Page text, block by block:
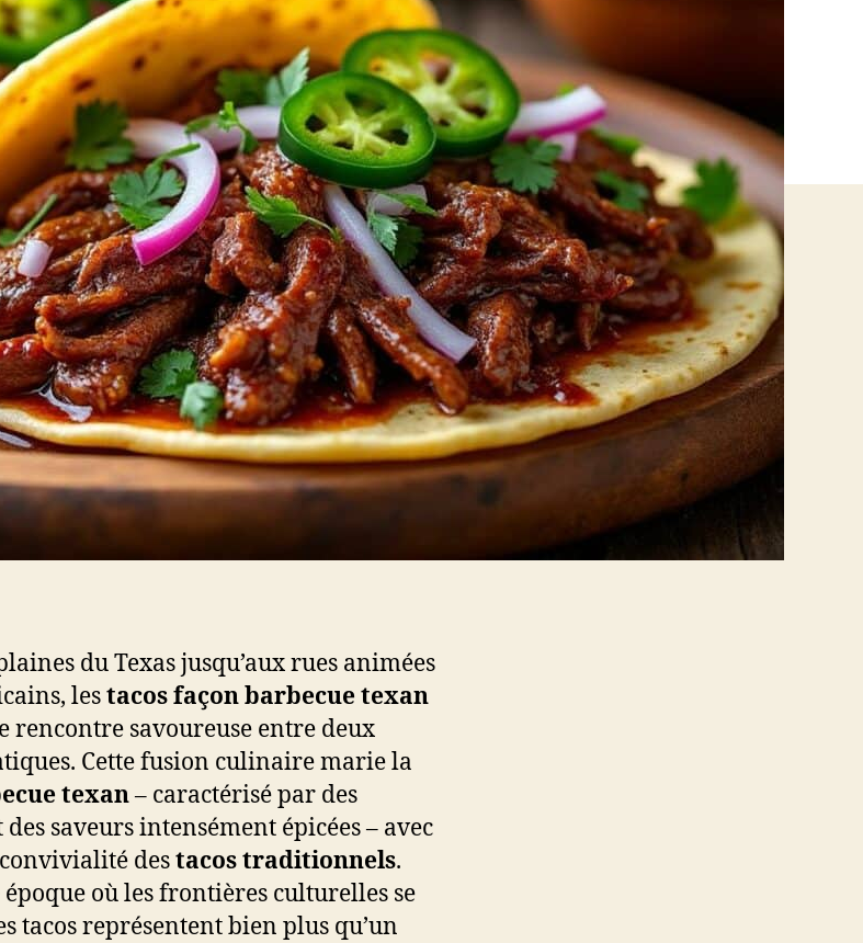
du Texas jusqu’aux rues animées
lestacos façon barbecue texan
rencontre savoureuse entre deux
Cette fusion culinaire marie la
texan– caractérisé par des
saveurs intensément épicées – avec
destacos traditionnels.
où les frontières culturelles se
tacos représentent bien plus qu’un